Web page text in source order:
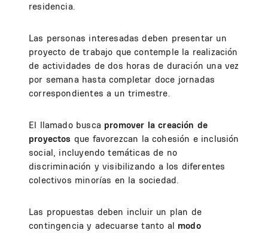
residencia.
Las personas interesadas deben presentar un
proyecto de trabajo que contemple la realización
de actividades de dos horas de duración una vez
por semana hasta completar doce jornadas
correspondientes a un trimestre.
El llamado busca promover la creación de
proyectos que favorezcan la cohesión e inclusión
social, incluyendo temáticas de no
discriminación y visibilizando a los diferentes
colectivos minorías en la sociedad.
Las propuestas deben incluir un plan de
contingencia y adecuarse tanto al modo